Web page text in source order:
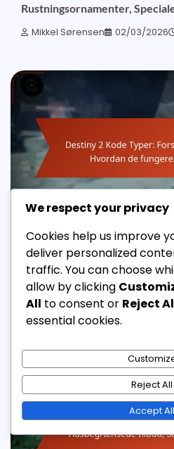
Rustningsornamenter,
Mikkel Sørensen 02/03/2026
BUNGIE.NET INDLØS KODER
Destiny 2 Kode Typer:
de fungerer, Eksempler
Mikkel Sørensen 09/03/2026
We respect your privacy
Cookies help us improve
deliver personalized
traffic. You can choose
allow by clicking
All to consent or Reject
essential cookies.
Reject All
Accept All